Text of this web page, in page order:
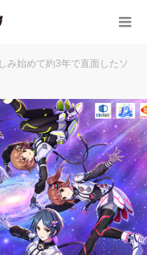
み始めて約3年で直面したソ